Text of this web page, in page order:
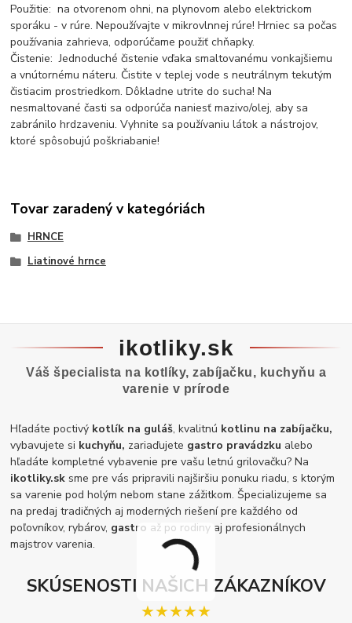
Použitie: na otvorenom ohni, na plynovom alebo elektrickom
sporáku - v rúre. Nepoužívajte v mikrovlnnej rúre! Hrniec sa počas
používania zahrieva, odporúčame použiť chňapky.
Čistenie: Jednoduché čistenie vďaka smaltovanému vonkajšiemu
a vnútornému náteru. Čistite v teplej vode s neutrálnym tekutým
čistiacim prostriedkom. Dôkladne utrite do sucha! Na
nesmaltované časti sa odporúča naniesť mazivo/olej, aby sa
zabránilo hrdzaveniu. Vyhnite sa používaniu látok a nástrojov,
ktoré spôsobujú poškriabanie!
Tovar zaradený v kategóriách
HRNCE
Liatinové hrnce
ikotliky.sk
Váš špecialista na kotlíky, zabíjačku, kuchyňu a
varenie v prírode
Hľadáte poctivý kotlík na guláš, kvalitnú kotlinu na zabíjačku,
vybavujete si kuchyňu, zariaďujete gastro pravádzku alebo
hľadáte kompletné vybavenie pre vašu letnú grilovačku? Na
ikotliky.sk sme pre vás pripravili najširšiu ponuku riadu, s ktorým
sa varenie pod holým nebom stane zážitkom. Špecializujeme sa
na predaj tradičných aj moderných riešení pre každého od
poľovníkov, rybárov, gastro až po rodiny aj profesionálnych
majstrov varenia.
SKÚSENOSTI NAŠICH ZÁKAZNÍKOV
★★★★★